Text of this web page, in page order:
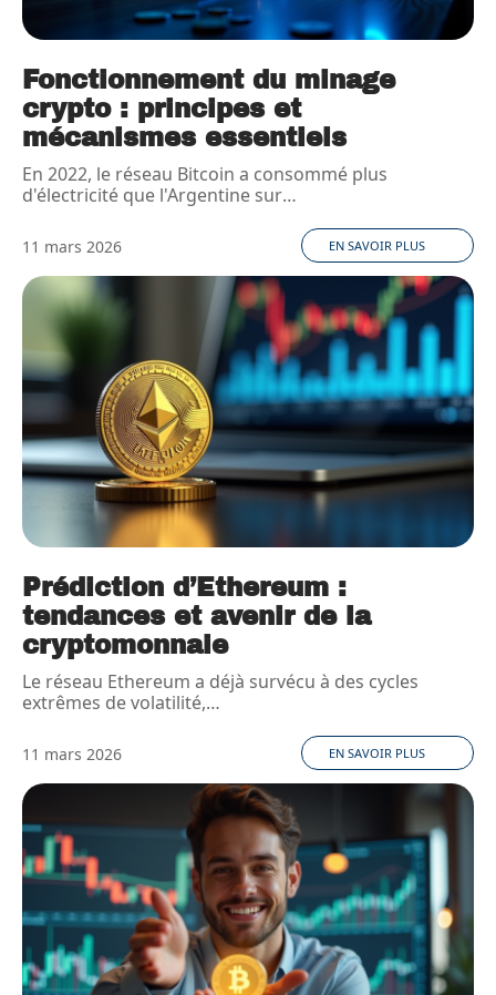
Fonctionnement du minage
crypto : principes et
mécanismes essentiels
En 2022, le réseau Bitcoin a consommé plus
d'électricité que l'Argentine sur…
11 mars 2026 EN SAVOIR PLUS
Prédiction d’Ethereum :
tendances et avenir de la
cryptomonnaie
Le réseau Ethereum a déjà survécu à des cycles
extrêmes de volatilité,…
11 mars 2026 EN SAVOIR PLUS